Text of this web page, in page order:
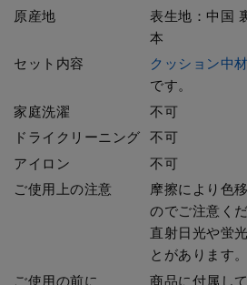
原産地
表生地：中国
本
セット内容
クッション中
です。
家庭洗濯
不可
ドライクリーニング
不可
アイロン
不可
ご使用上の注意
摩擦により色
のでご注意く
直射日光や蛍
とがあります。
ご使用の前に
商品に付属し